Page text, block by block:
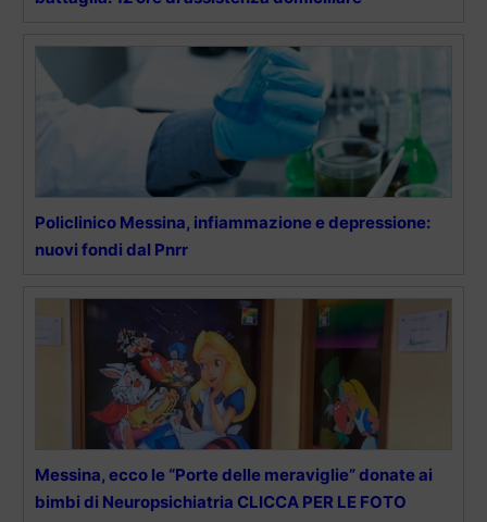
Policlinico Messina, infiammazione e depressione:
nuovi fondi dal Pnrr
Messina, ecco le “Porte delle meraviglie” donate ai
bimbi di Neuropsichiatria CLICCA PER LE FOTO